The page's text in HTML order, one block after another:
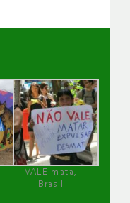
VALE mata,
Brasil